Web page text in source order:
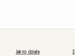
Jak to działa